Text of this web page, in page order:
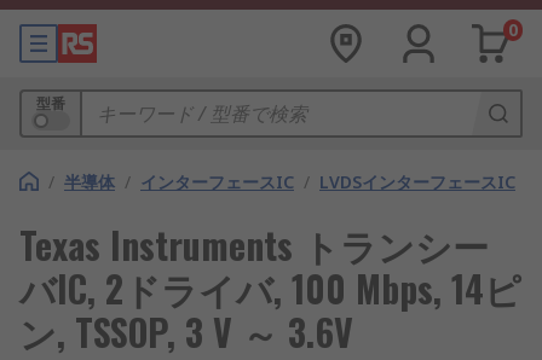
0
型番
/ 半導体 / インターフェースIC / LVDSインターフェースIC
Texas Instruments トランシー
バIC, 2ドライバ, 100 Mbps, 14ピ
ン, TSSOP, 3 V ～ 3.6V